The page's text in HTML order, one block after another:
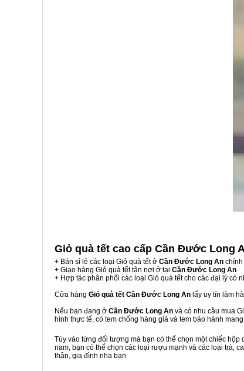
Giỏ quà tết cao cấp Cần Đước Long
+ Bán sỉ lẻ các loại Giỏ quà tết ở Cần Đước Long An
+ Giao hàng Giỏ quà tết tận nơi ở tại Cần Đước Long An
+ Hợp tác phân phối các loại Giỏ quà tết cho các đại lý có
Cửa hàng Giỏ quà tết Cần Đước Long An lấy uy tín làm
Nếu bạn đang ở Cần Đước Long An và có nhu cầu mua
hình thực tế, có tem chống hàng giả và tem bảo hành
Tùy vào từng đối tượng mà bạn có thể chọn một chiếc
nam, bạn có thể chọn các loại rượu mạnh và các loại trà,
thân, gia đình nha bạn